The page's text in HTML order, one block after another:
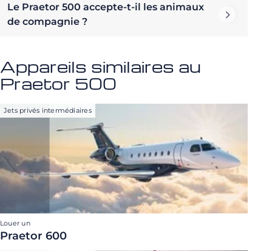
Le Praetor 500 accepte-t-il les animaux
de compagnie ?
Appareils similaires au
Praetor 500
Jets privés intermédiaires
Louer un
Praetor 600